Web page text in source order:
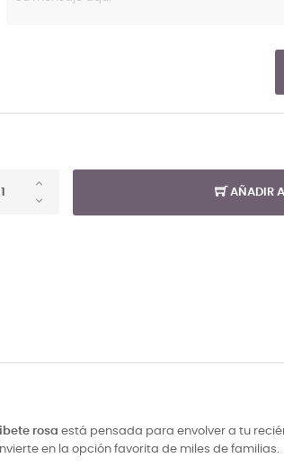
AÑADIR
rosa está pensada para envolver a tu
en la opción favorita de miles de familias.